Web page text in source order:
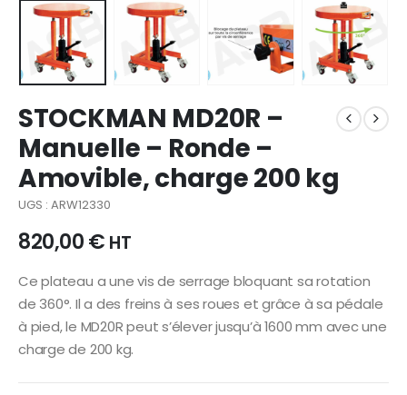
STOCKMAN MD20R –
Manuelle – Ronde –
Amovible, charge 200 kg
UGS : ARW12330
820,00€ HT
Ce plateau a une vis de serrage bloquant sa rotation
de 360°. Il a des freins à ses roues et grâce à sa pédale
à pied, le MD20R peut s’élever jusqu’à 1600 mm avec une
charge de 200 kg.